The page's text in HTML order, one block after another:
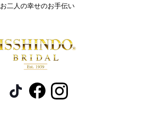
お二人の幸せのお手伝い